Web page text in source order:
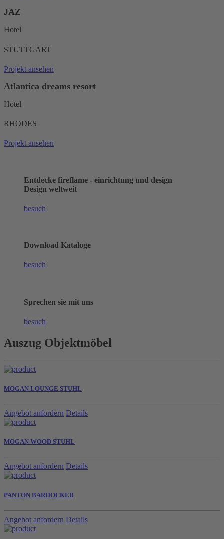
JAZ
Hotel
STUTTGART
Projekt ansehen
Atlantica dreams resort
Hotel
RHODES
Projekt ansehen
Entdecke fireflame - einrichtung und design
Design weltweit
besuch
Download Kataloge
besuch
Sprechen sie mit uns
besuch
Auszug Objektmöbel
MOGAN LOUNGE STUHL
Angebot anfordern Details
MOGAN WOOD STUHL
Angebot anfordern Details
PANTON BARHOCKER
Angebot anfordern Details